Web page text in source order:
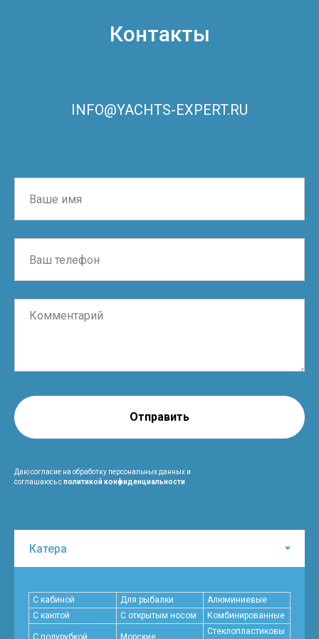
Контакты
INFO@YACHTS-EXPERT.RU
Отправить
Даю согласие на обработку персональных данных и
соглашаюсь сполитикой конфиденциальности
С кабиной Для рыбалки
Алюминиевые
С каютой
С открытым носом Комбинированные
С полурубкой Морские
Стеклопластиковы